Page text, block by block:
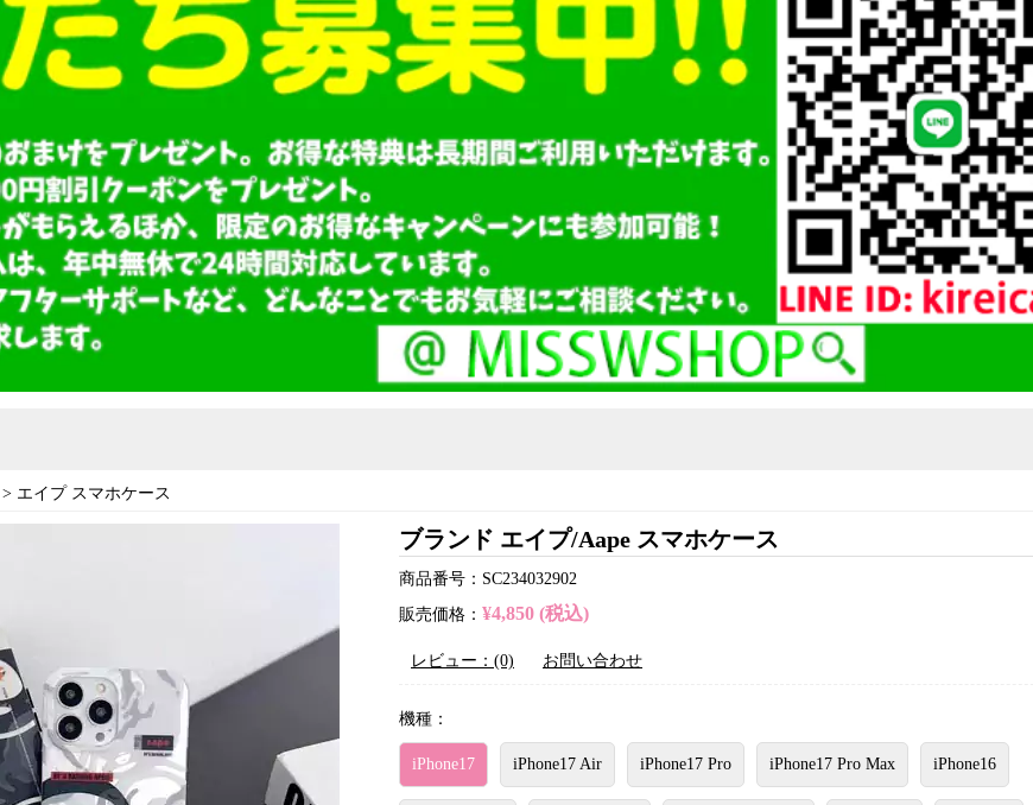
> エイプ スマホケース
ブランド エイプ/Aape スマホケース
商品番号：SC234032902
販売価格： ¥4,850 (税込)
レビュー：(0) お問い合わせ
機種：
iPhone17 iPhone17 Air iPhone17 Pro iPhone17 Pro Max iPhone16